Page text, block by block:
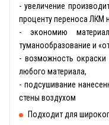
- увеличение
проценту переноса ЛКМ
- экономию
туманообразование и
- возможность окраски
любого материала,
- подсушивание
стены воздухом
Подходит для